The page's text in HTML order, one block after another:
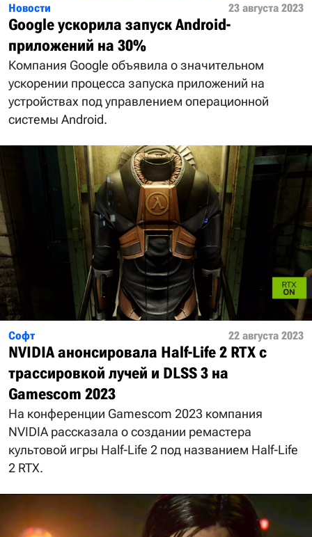
Новости 23 августа 2023
Google ускорила запуск Android-
приложений на 30%
Компания Google объявила о значительном
ускорении процесса запуска приложений на
устройствах под управлением операционной
системы Android.
Софт 22 августа 2023
NVIDIA анонсировала Half-Life 2 RTX с
трассировкой лучей и DLSS 3 на
Gamescom 2023
На конференции Gamescom 2023 компания
NVIDIA рассказала о создании ремастера
культовой игры Half-Life 2 под названием Half-Life
2 RTX.